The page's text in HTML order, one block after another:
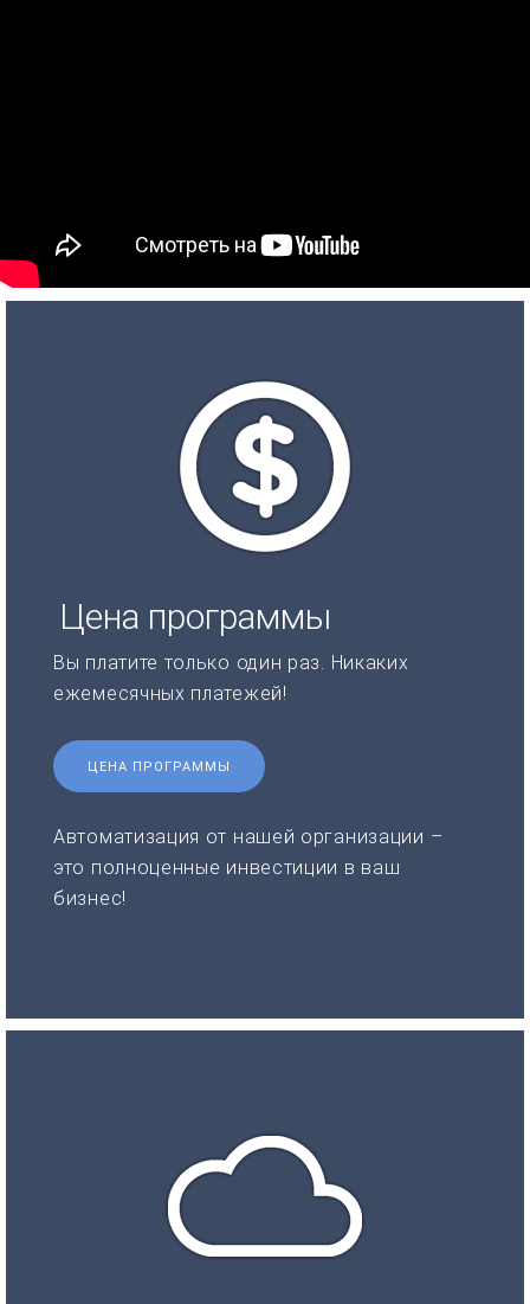
Цена программы
Вы платите только один раз. Никаких
ежемесячных платежей!
ЦЕНА ПРОГРАММЫ
Автоматизация от нашей организации –
это полноценные инвестиции в ваш
бизнес!